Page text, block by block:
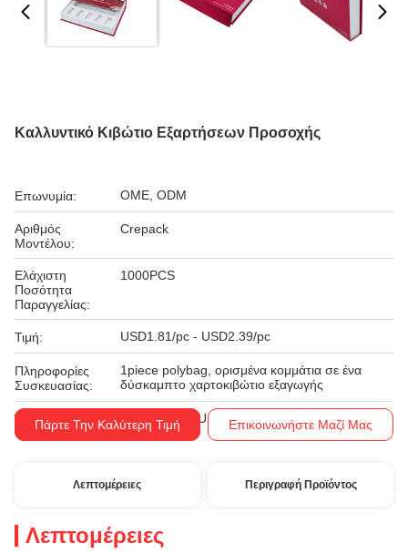
Καλλυντικό Κιβώτιο Εξαρτήσεων Προσοχής
Επωνυμία: OME, ODM
Αριθμός
Μοντέλου:
Crepack
Ελάχιστη
Ποσότητα
Παραγγελίας:
1000PCS
Τιμή: USD1.81/pc - USD2.39/pc
Πληροφορίες
Συσκευασίας:
1piece polybag, ορισμένα κομμάτια σε ένα
δύσκαμπτο χαρτοκιβώτιο εξαγωγής
Όροι Πληρωμής: T/T, Western Union
Πάρτε Την Καλύτερη Τιμή Επικοινωνήστε Μαζί Μας
Λεπτομέρειες Περιγραφή Προϊόντος
Λεπτομέρειες